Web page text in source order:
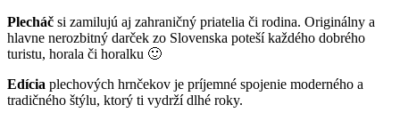
Plecháč si zamilujú aj zahraničný priatelia či rodina. Originálny a
hlavne nerozbitný darček zo Slovenska poteší každého dobrého
turistu, horala či horalku 🙂
Edícia plechových hrnčekov je príjemné spojenie moderného a
tradičného štýlu, ktorý ti vydrží dlhé roky.